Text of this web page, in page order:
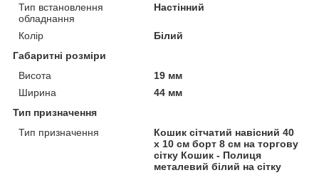
Тип встановлення
обладнання
Настінний
Колір
Білий
Габаритні розміри
Висота
19 мм
Ширина
44 мм
Тип призначення
Тип призначення
Кошик сітчатий навісний 40
х 10 см борт 8 см на торгову
сітку Кошик - Полиця
металевий білий на сітку